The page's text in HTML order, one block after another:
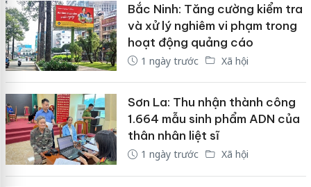
Bắc Ninh: Tăng cường kiểm tra
và xử lý nghiêm vi phạm trong
hoạt động quảng cáo
1 ngày trước Xã hội
Sơn La: Thu nhận thành công
1.664 mẫu sinh phẩm ADN của
thân nhân liệt sĩ
1 ngày trước Xã hội